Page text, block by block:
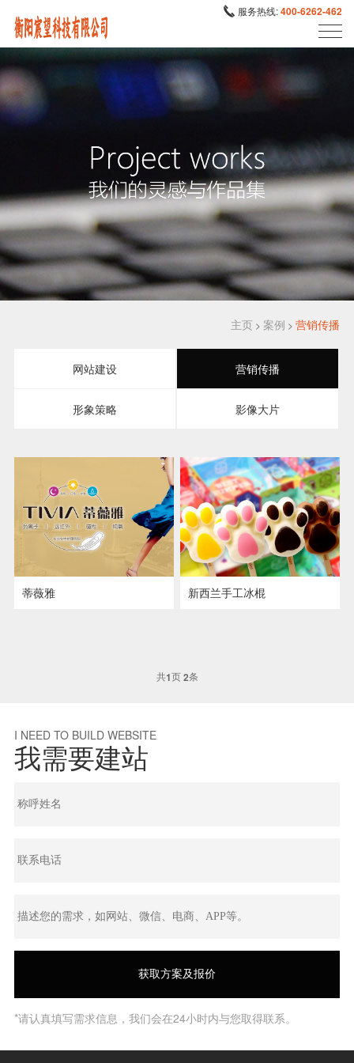
服务热线:400-6262-462
主页 >案例 >营销传播
网站建设 营销传播
形象策略 影像大片
蒂薇雅 作品详情
浏览网站
新西兰手工冰棍
共1页2条
I NEED TO BUILD WEBSITE
我需要建站
*请认真填写需求信息，我们会在24小时内与您取得联系。